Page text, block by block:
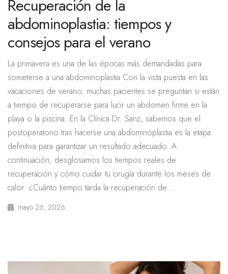
Recuperación de la
abdominoplastia: tiempos y
consejos para el verano
La primavera es una de las épocas más demandadas para
someterse a una abdominoplastia Con la vista puesta en las
vacaciones de verano, muchas pacientes se preguntan si están
a tiempo de recuperarse para lucir un abdomen firme en la
playa o la piscina. En la Clínica Dr. Sanz, sabemos que el
postoperatorio tras hacerse una abdominoplastia es la etapa
definitiva para garantizar un resultado adecuado. A
continuación, desglosamos los tiempos reales de
recuperación y cómo cuidar tu cirugía durante los meses de
calor. ¿Cuánto tiempo tarda la recuperación de …
mayo 26, 2026